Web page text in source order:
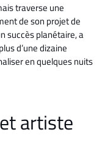
traverse une
de son projet de
succès planétaire, a
d’une dizaine
en quelques nuits
artiste